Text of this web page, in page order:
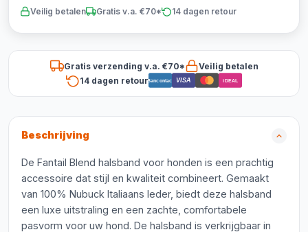
Veilig betalen Gratis v.a. €70* 14 dagen retour
Gratis verzending v.a. €70*
Veilig betalen
14 dagen retourBancontact VISA iDEAL
Beschrijving
De Fantail Blend halsband voor honden is een prachtig
accessoire dat stijl en kwaliteit combineert. Gemaakt
van 100% Nubuck Italiaans leder, biedt deze halsband
een luxe uitstraling en een zachte, comfortabele
pasvorm voor uw hond. De halsband is verkrijgbaar in